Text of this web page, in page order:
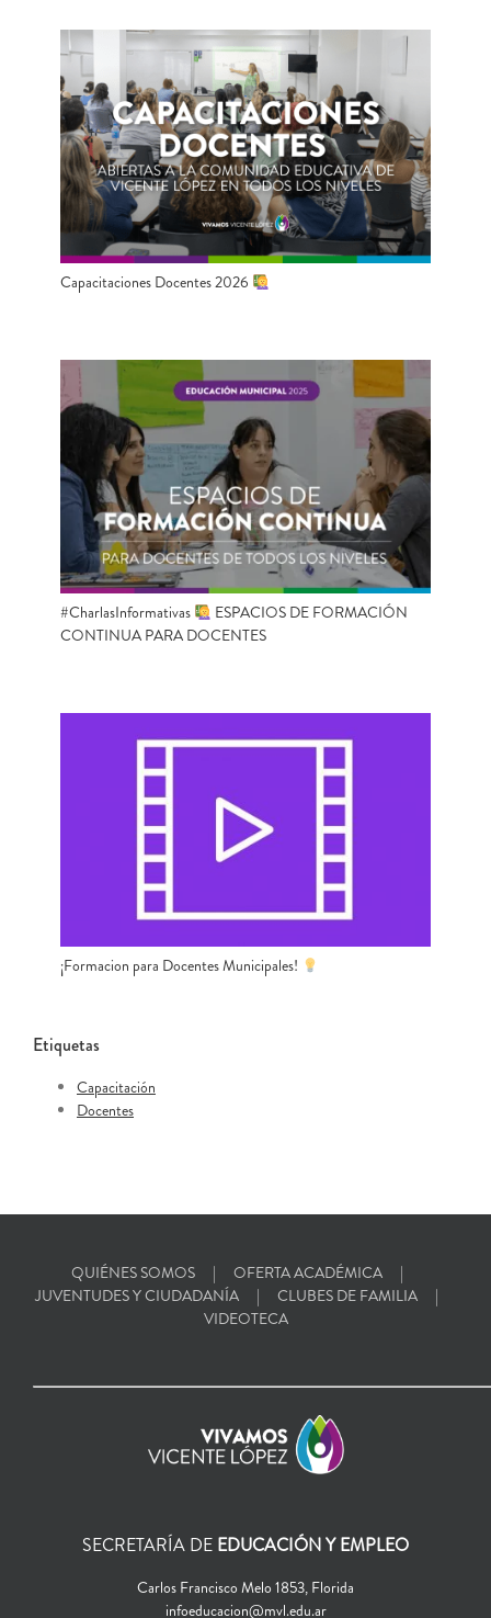
Capacitaciones Docentes 2026
#CharlasInformativas
ESPACIOS DE FORMACIÓN
CONTINUA PARA DOCENTES
¡Formacion para Docentes Municipales!
Etiquetas
Capacitación
Docentes
QUIÉNES SOMOS
OFERTA ACADÉMICA
JUVENTUDES Y CIUDADANÍA
CLUBES DE FAMILIA
VIDEOTECA
SECRETARÍA DE EDUCACIÓN Y EMPLEO
Carlos Francisco Melo 1853, Florida
infoeducacion@mvl.edu.ar